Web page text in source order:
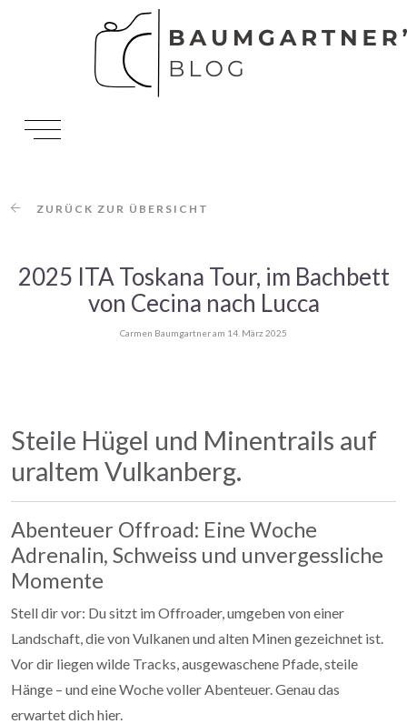
ZURÜCK ZUR ÜBERSICHT
2025 ITA Toskana Tour, im Bachbett
von Cecina nach Lucca
Carmen Baumgartner am 14. März 2025
Steile Hügel und Minentrails auf
uraltem Vulkanberg.
Abenteuer Offroad: Eine Woche
Adrenalin, Schweiss und unvergessliche
Momente
Stell dir vor: Du sitzt im Offroader, umgeben von einer
Landschaft, die von Vulkanen und alten Minen gezeichnet ist.
Vor dir liegen wilde Tracks, ausgewaschene Pfade, steile
Hänge – und eine Woche voller Abenteuer. Genau das
erwartet dich hier.